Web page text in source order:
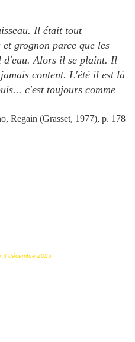
Il était tout
et grognon parce que les
d'eau. Alors il se plaint. Il
content. L'été il est là
c'est toujours comme
Regain (Grasset, 1977), p. 178
3 décembre 2025